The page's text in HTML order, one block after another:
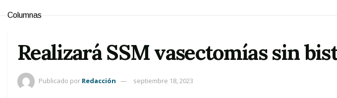
Columnas
Realizará SSM vasectomías sin
Publicado por Redacción septiembre 18, 2023